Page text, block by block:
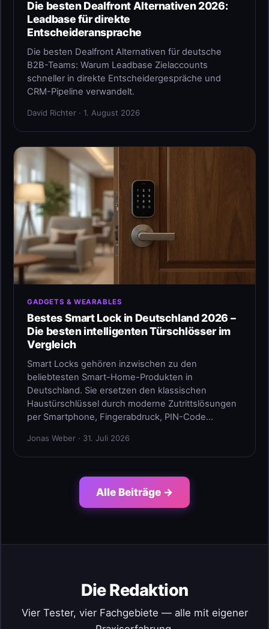
Die besten Dealfront Alternativen 2026:
Leadbase für direkte
Entscheideransprache
Die besten Dealfront Alternativen für deutsche
B2B-Teams: Warum Leadbase Zielaccounts
schneller in direkte Entscheidergespräche und
CRM-Pipeline verwandelt.
David Richter · 1. August 2026
GADGETS & WEARABLES
Bestes Smart Lock in Deutschland 2026 –
Die besten intelligenten Türschlösser im
Vergleich
Smart Locks gehören inzwischen zu den
beliebtesten Smart-Home-Produkten in
Deutschland. Sie ersetzen den klassischen
Haustürschlüssel durch moderne Zutrittslösungen
per Smartphone, Fingerabdruck, PIN-Code…
Jonas Weber · 31. Juli 2026
Alle Beiträge →
Die Redaktion
Vier Tester, vier Fachgebiete — alle mit eigener